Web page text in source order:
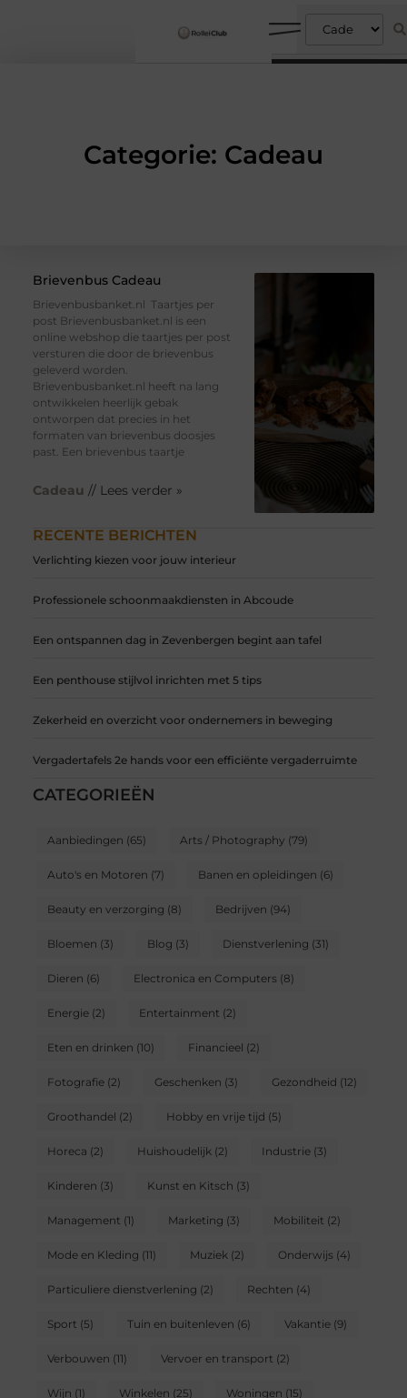
Categorie: Cadeau
RECENTE BERICHTEN
Verlichting kiezen voor jouw interieur
Professionele schoonmaakdiensten in Abcoude
Een ontspannen dag in Zevenbergen begint aan tafel
Een penthouse stijlvol inrichten met 5 tips
Zekerheid en overzicht voor ondernemers in beweging
Vergadertafels 2e hands voor een efficiënte vergaderruimte
CATEGORIEËN
Aanbiedingen (65) Arts / Photography (79)
Auto's en Motoren (7) Banen en opleidingen (6)
Beauty en verzorging (8) Bedrijven (94)
Bloemen (3) Blog (3) Dienstverlening (31)
Dieren (6) Electronica en Computers(8)
Energie(2) Entertainment (2)
Eten en drinken (10) Financieel (2)
Fotografie(2) Geschenken (3) Gezondheid (12)
Groothandel (2) Hobby en vrije tijd (5)
Horeca (2) Huishoudelijk(2) Industrie(3)
Kinderen (3) Kunst en Kitsch (3)
Management (1) Marketing (3) Mobiliteit (2)
Mode en Kleding (11) Muziek(2) Onderwijs(4)
Particuliere dienstverlening (2) Rechten (4)
Sport (5) Tuin en buitenleven (6) Vakantie(9)
Verbouwen (11) Vervoer en transport (2)
Wijn (1) Winkelen (25) Woningen (15)
Brievenbus Cadeau
Brievenbusbanket.nl Taartjes per
post Brievenbusbanket.nl is een
online webshop die taartjes per post
versturen die door de brievenbus
geleverd worden.
Brievenbusbanket.nl heeft na lang
ontwikkelen heerlijk gebak
ontworpen dat precies in het
formaten van brievenbus doosjes
past. Een brievenbus taartje
Cadeau // Lees verder »